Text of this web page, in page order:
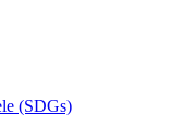
(SDGs)